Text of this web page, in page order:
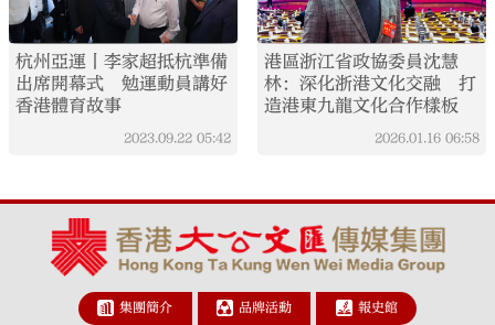
杭州亞運丨李家超抵杭準備
出席開幕式 勉運動員講好
香港體育故事
2023.09.22 05:42
港區浙江省政協委員沈慧
林：深化浙港文化交融 打
造港東九龍文化合作樣板
2026.01.16 06:58
集團簡介 品牌活動 報史館